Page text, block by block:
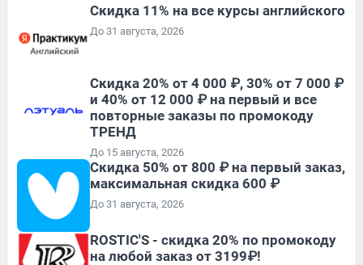
Скидка 11% на все курсы английского
До 31 августа, 2026
Скидка 20% от 4 000 ₽, 30% от 7 000 ₽
и 40% от 12 000 ₽ на первый и все
повторные заказы по промокоду
ТРЕНД
До 15 августа, 2026
Скидка 50% от 800 ₽ на первый заказ,
максимальная скидка 600 ₽
До 31 августа, 2026
ROSTIC'S - скидка 20% по промокоду
на любой заказ от 3199₽!